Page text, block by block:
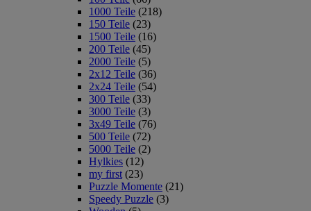
1000 Teile (218)
150 Teile (23)
1500 Teile (16)
200 Teile (45)
2000 Teile (5)
2x12 Teile (36)
2x24 Teile (54)
300 Teile (33)
3000 Teile (3)
3x49 Teile (76)
500 Teile (72)
5000 Teile (2)
Hylkies (12)
my first (23)
Puzzle Momente (21)
Speedy Puzzle (3)